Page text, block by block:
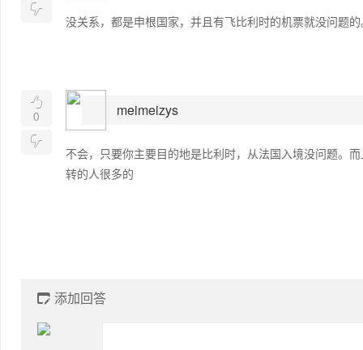

没关系，都是申根国家，并且有飞比利时的机票就没问题

0

meimeizys
不会，只要你主要目的地是比利时，从法国入境没问题。
转的人很多的
 添加回答